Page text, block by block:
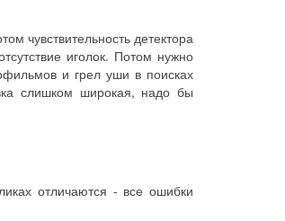
чувствительность детектора
иголок. Потом нужно
и грел уши в поисках
слишком широкая, надо бы
отличаются - все ошибки